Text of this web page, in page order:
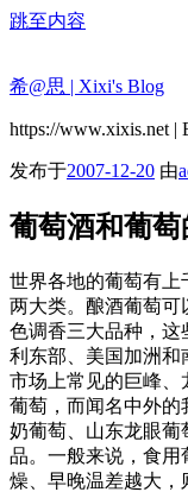
跳至内容
希@思 | Xixi's Blog
https://www.xixis.net |
发布于2007-12-20 由
葡萄酒和葡萄
世界各地的葡萄有上
两大类。酿酒葡萄可
色调香三大品种，这
利东部、美国加洲和
市场上常见的巨峰、
葡萄，而闻名中外的
奶葡萄、山东龙眼葡
品。一般来说，食用
燥、早晚温差越大，